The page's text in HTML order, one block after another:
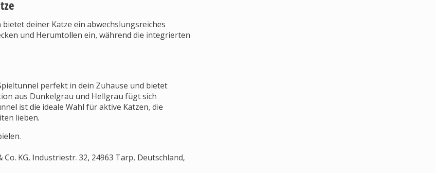
deiner Katze ein abwechslungsreiches
und Herumtollen ein, während die integrierten
perfekt in dein Zuhause und bietet
aus Dunkelgrau und Hellgrau fügt sich
ist die ideale Wahl für aktive Katzen, die
lieben.
KG, Industriestr. 32, 24963 Tarp, Deutschland,